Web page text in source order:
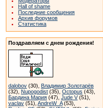
Hall of shame
Последние сообщения
Архив форумов
Статистика
Поздравляем с днем рождения!
dalobov (30), Владимир Золотарёв
(32), Nupogodist (35), Octopus (43),
Бардина Мария (47), Jude V(51),
vaclav (51), AndreW_A(53),